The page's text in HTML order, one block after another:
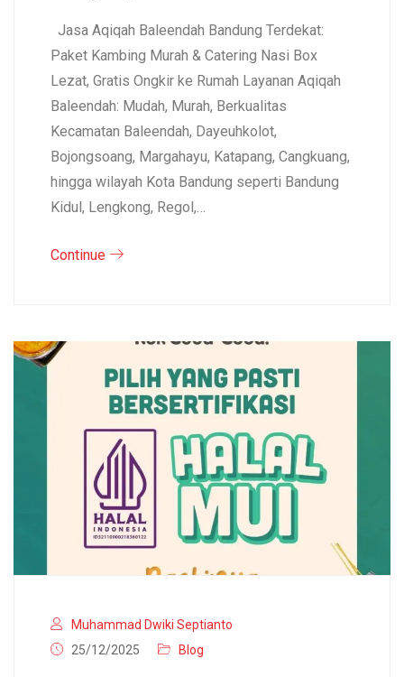
Jasa Aqiqah Baleendah Bandung Terdekat:
Paket Kambing Murah & Catering Nasi Box
Lezat, Gratis Ongkir ke Rumah Layanan Aqiqah
Baleendah: Mudah, Murah, Berkualitas
Kecamatan Baleendah, Dayeuhkolot,
Bojongsoang, Margahayu, Katapang, Cangkuang,
hingga wilayah Kota Bandung seperti Bandung
Kidul, Lengkong, Regol,…
Continue
Muhammad Dwiki Septianto
25/12/2025
Blog